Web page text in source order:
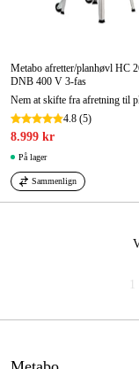
Metabo afretter/planhøvl HC
DNB 400 V 3-fas
4.8 (5)
8.999 kr
På lager
Sammenlign